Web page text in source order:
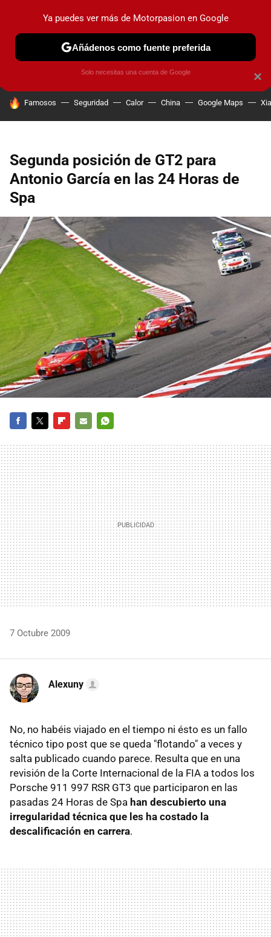
PRUEBAS COCHES ELÉCTRICOS OBSERVATORIO
HOY SE HABLA DE
Famosos Seguridad Calor China Google Maps
Segunda posición de GT2 para
Antonio García en las 24 Horas de
Spa
MAIL
7 Octubre 2009
Alexuny
No, no habéis viajado en el tiempo ni ésto es un fallo
técnico tipo post que se queda "flotando" a veces y
salta publicado cuando parece. Resulta que en una
revisión de la Corte Internacional de la FIA a todos los
Porsche 911 997 RSR GT3 que participaron en las
pasadas 24 Horas de Spa han descubierto una
irregularidad técnica que les ha costado la
descalificación en carrera.
×
Ya puedes ver más de Motorpasion en Google
Añádenos como fuente preferida
Solo necesitas una cuenta de Google